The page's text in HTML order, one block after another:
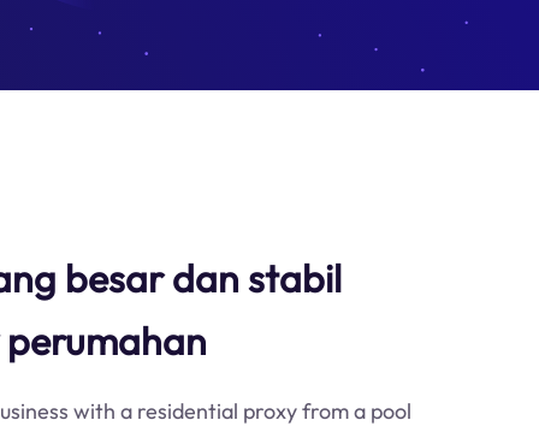
besar dan stabil
with a residential proxy from a pool